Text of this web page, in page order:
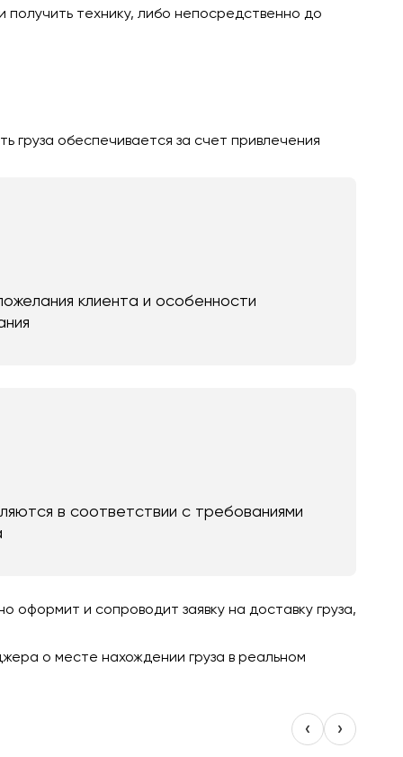
технику, либо непосредственно до
груза обеспечивается за счет привлечения
клиента и особенности
в соответствии с требованиями
и сопроводит заявку на доставку груза,
о месте нахождении груза в реальном
‹ ›